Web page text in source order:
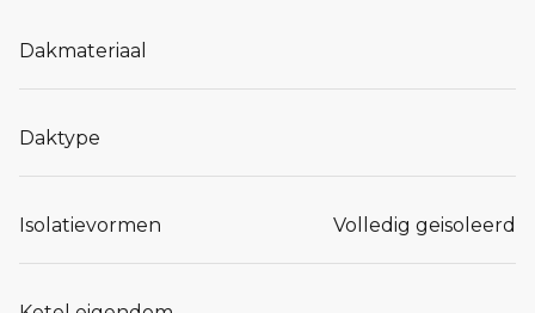
Dakmateriaal
Daktype
Isolatievormen Volledig geisoleerd